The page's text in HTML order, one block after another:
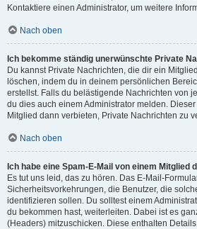
Kontaktiere einen Administrator, um weitere
Nach oben
Ich bekomme ständig unerwünschte Private
Du kannst Private Nachrichten, die dir ein
löschen, indem du in deinem persönlichen
erstellst. Falls du belästigende Nachrichten von
du dies auch einem Administrator melden.
Mitglied dann verbieten, Private Nachrichten zu
Nach oben
Ich habe eine Spam-E-Mail von einem Mitglied
Es tut uns leid, das zu hören. Das E-Mail-
Sicherheitsvorkehrungen, die Benutzer, die
identifizieren sollen. Du solltest einem
du bekommen hast, weiterleiten. Dabei ist es
(Headers) mitzuschicken. Diese enthalten